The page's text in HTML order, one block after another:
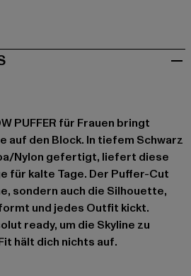
PUFFER für Frauen bringt
auf den Block. In tiefem Schwarz
Nylon gefertigt, liefert diese
für kalte Tage. Der Puffer-Cut
sondern auch die Silhouette,
und jedes Outfit kickt.
ready, um die Skyline zu
hält dich nichts auf.